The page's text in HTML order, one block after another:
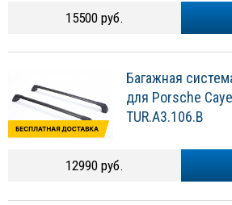
15500 руб.
Багажная
для Porsche
TUR.A3.106.B
12990 руб.